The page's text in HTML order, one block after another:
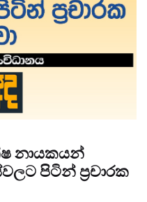
නායකයන්
පිටින් ප්‍රචාරක